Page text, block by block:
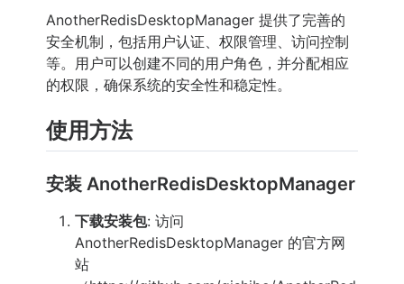
AnotherRedisDesktopManager 提供了完善的
安全机制，包括用户认证、权限管理、访问控制
等。用户可以创建不同的用户角色，并分配相应
的权限，确保系统的安全性和稳定性。
使用方法
安装 AnotherRedisDesktopManager
下载安装包: 访问
AnotherRedisDesktopManager 的官方网
站